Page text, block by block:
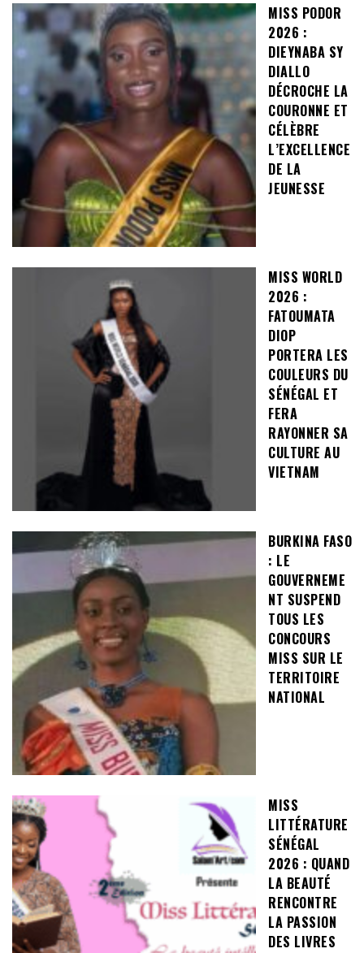
MISS PODOR
2026 :
DIEYNABA SY
DIALLO
DÉCROCHE LA
COURONNE ET
CÉLÈBRE
L’EXCELLENCE
DE LA
JEUNESSE
MISS WORLD
2026 :
FATOUMATA
DIOP
PORTERA LES
COULEURS DU
SÉNÉGAL ET
FERA
RAYONNER SA
CULTURE AU
VIETNAM
BURKINA FASO
: LE
GOUVERNEME
NT SUSPEND
TOUS LES
CONCOURS
MISS SUR LE
TERRITOIRE
NATIONAL
MISS
LITTÉRATURE
SÉNÉGAL
2026 : QUAND
LA BEAUTÉ
RENCONTRE
LA PASSION
DES LIVRES